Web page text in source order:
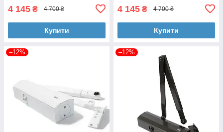
4 145 ₴ 4 700 ₴
Купити
4 145 ₴ 4 700 ₴
Купити
–12% –12%